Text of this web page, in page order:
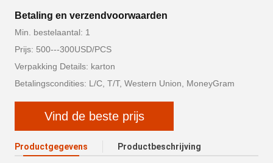
Betaling en verzendvoorwaarden
Min. bestelaantal: 1
Prijs: 500---300USD/PCS
Verpakking Details: karton
Betalingscondities: L/C, T/T, Western Union, MoneyGram
Vind de beste prijs
Productgegevens Productbeschrijving